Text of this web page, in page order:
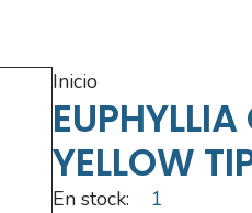
inicio
YELLOW
En stock: 1